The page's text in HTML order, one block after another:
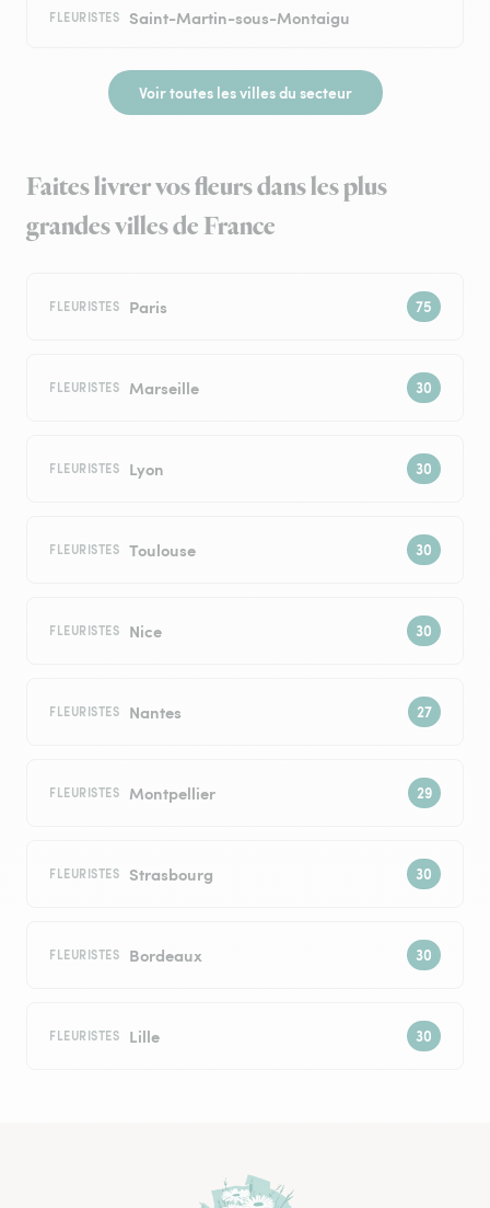
FLEURISTES Saint-Martin-sous-Montaigu
Voir toutes les villes du secteur
Faites livrer vos fleurs dans les plus
grandes villes de France
FLEURISTES Paris
FLEURISTES Marseille
FLEURISTES Lyon
FLEURISTES Toulouse
FLEURISTES Nice
FLEURISTES Nantes
FLEURISTES Montpellier
FLEURISTES Strasbourg
FLEURISTES Bordeaux
FLEURISTES Lille